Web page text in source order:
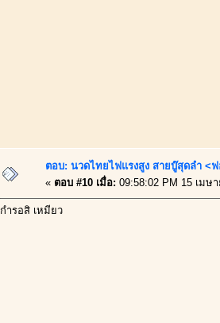
ตอบ: นวดไทยไฟแรงสูง สายบู๊สุดลำ <ฟ
« ตอบ #10 เมื่อ: 09:58:02 PM 15 เมษ
กำรอสิ เหมียว